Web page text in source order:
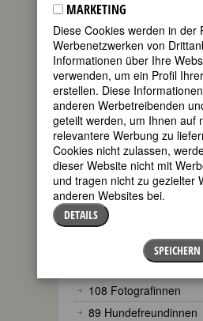
Just, Anneliese
Just, Johanna
DATENBANK
Zur Zeit befinden sich
Online-Fembio-
Darunter beispielsweise:
108 Fotografinnen
89 Hundefreundinnen
MARKETING
Diese Cookies werden in der
Werbenetzwerken von
Informationen über Ihre
verwenden, um ein Profil
erstellen. Diese
anderen Werbetreibenden
geteilt werden, um Ihnen auf
relevantere Werbung zu
Cookies nicht zulassen,
dieser Website nicht mit
und tragen nicht zu gezielter
anderen Websites bei.
DETAILS
SPEICHERN